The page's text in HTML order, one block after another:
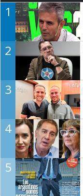
1
2
3
4
5